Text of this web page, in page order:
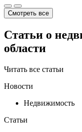
Смотреть все
Статьи о
области
Читать все статьи
Новости
Недвижимость
Статьи